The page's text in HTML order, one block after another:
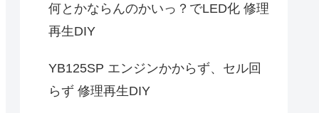
何とかならんのかいっ？でLED化 修理
再生DIY
YB125SP エンジンかからず、セル回
らず 修理再生DIY